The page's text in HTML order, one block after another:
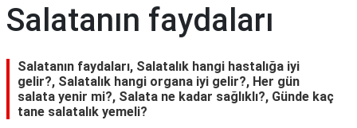
YERLER
NEDİR
KAMP
Salatanın faydaları
Salatanın faydaları, Salatalık hangi hastalığa iyi
gelir?, Salatalık hangi organa iyi gelir?, Her gün
salata yenir mi?, Salata ne kadar sağlıklı?, Günde kaç
tane salatalık yemeli?